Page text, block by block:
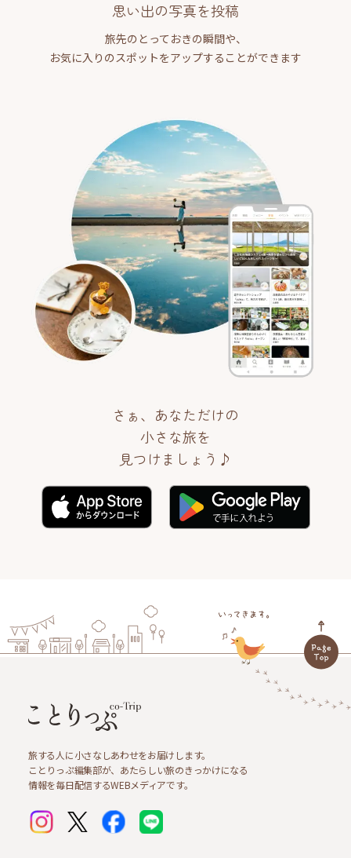
思い出の写真を投稿
旅先のとっておきの瞬間や、
お気に入りのスポットをアップすることができます
さぁ、あなただけの
小さな旅を
見つけましょう♪
旅する人に小さなしあわせをお届けします。
ことりっぷ編集部が、あたらしい旅のきっかけになる
情報を毎日配信するWEBメディアです。